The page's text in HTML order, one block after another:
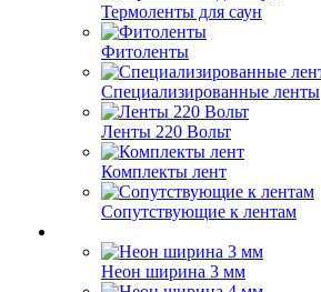
Термоленты для саун
Фитоленты
Специализированные ленты
Ленты 220 Вольт
Комплекты лент
Сопутствующие к лентам
Неон ширина 3 мм